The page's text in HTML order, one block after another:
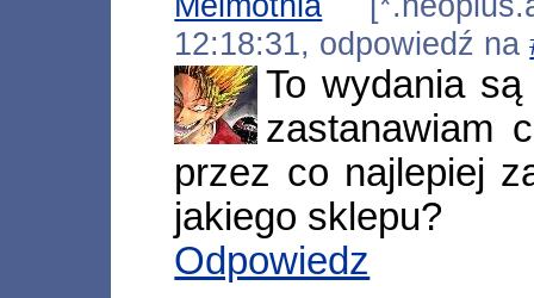
12:18:31, odpowiedź na
To wydania
zastanawiam
przez co najlepiej
jakiego sklepu?
Odpowiedz